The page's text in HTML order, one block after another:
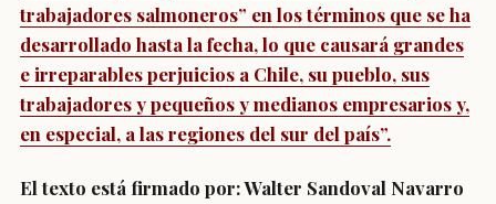
trabajadores salmoneros” en los términos que se ha
desarrollado hasta la fecha, lo que causará grandes
e irreparables perjuicios a Chile, su pueblo, sus
trabajadores y pequeños y medianos empresarios y,
en especial, a las regiones del sur del país”.
El texto está firmado por: Walter Sandoval Navarro